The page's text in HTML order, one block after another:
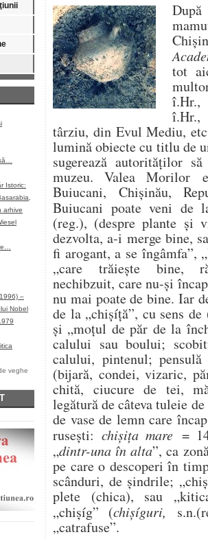
Istoric:
arhive
–
Nobel
veghe
tot
î.Hr.,
târziu, din Evul Mediu,
lumină obiecte cu titlu de
sugerează autorităților
muzeu. Valea Morilor
Buiucani, Chișinău,
Buiucani poate veni de
(reg.), (despre plante și
dezvolta, a-i merge bine,
fi arogant, a se îngâmfa”,
„care trăiește bine,
nechibzuit, care nu-și
nu mai poate de bine. Iar
de la „chișíță”, cu sens
și „moțul de păr de la
calului sau boului;
calului, pintenul;
(bijară, condei, vizaric,
chită, ciucure de tei,
legătură de câteva tuleie
de vase de lemn care
rusești: chișița mare =
„dintr-una în alta”, ca
pe care o descoperi în
scânduri, de șindrile;
plete (chica), sau
„chișíg” (chișíguri,
„catrafuse”.